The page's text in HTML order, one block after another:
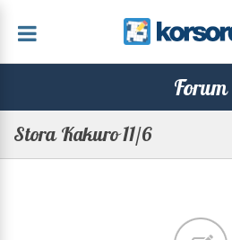
Forum
Stora Kakuro 11/6